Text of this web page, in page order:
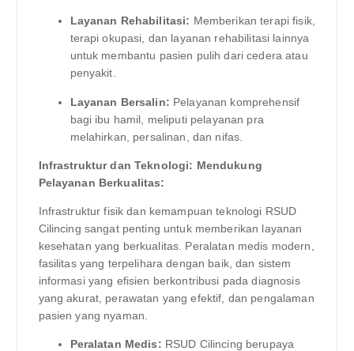
Layanan Rehabilitasi: Memberikan terapi fisik,
terapi okupasi, dan layanan rehabilitasi lainnya
untuk membantu pasien pulih dari cedera atau
penyakit.
Layanan Bersalin: Pelayanan komprehensif
bagi ibu hamil, meliputi pelayanan pra
melahirkan, persalinan, dan nifas.
Infrastruktur dan Teknologi: Mendukung
Pelayanan Berkualitas:
Infrastruktur fisik dan kemampuan teknologi RSUD
Cilincing sangat penting untuk memberikan layanan
kesehatan yang berkualitas. Peralatan medis modern,
fasilitas yang terpelihara dengan baik, dan sistem
informasi yang efisien berkontribusi pada diagnosis
yang akurat, perawatan yang efektif, dan pengalaman
pasien yang nyaman.
Peralatan Medis: RSUD Cilincing berupaya